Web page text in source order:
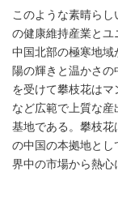
このような素晴ら
の健康維持産業とユ
中国北部の極寒地域
陽の輝きと温かさ
を受けて攀枝花は
など広範で上質な
基地である。攀枝花
の中国の本拠地と
界中の市場から熱心